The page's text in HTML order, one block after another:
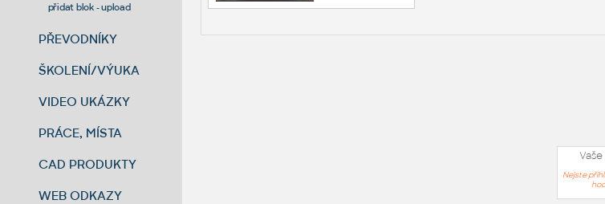
přidat blok - upload
PŘEVODNÍKY
ŠKOLENÍ/VÝUKA
VIDEO UKÁZKY
PRÁCE, MÍSTA
CAD PRODUKTY
WEB ODKAZY
Nejste